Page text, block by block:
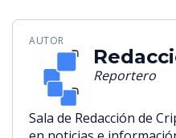
AUTOR
Reportero
Sala de Redacción de